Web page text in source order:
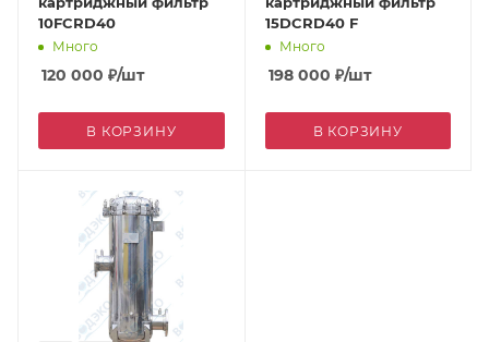
10FCRD40
Много
120 000 ₽/шт
В КОРЗИНУ
15DCRD40 F
Много
198 000 ₽/шт
В КОРЗИНУ